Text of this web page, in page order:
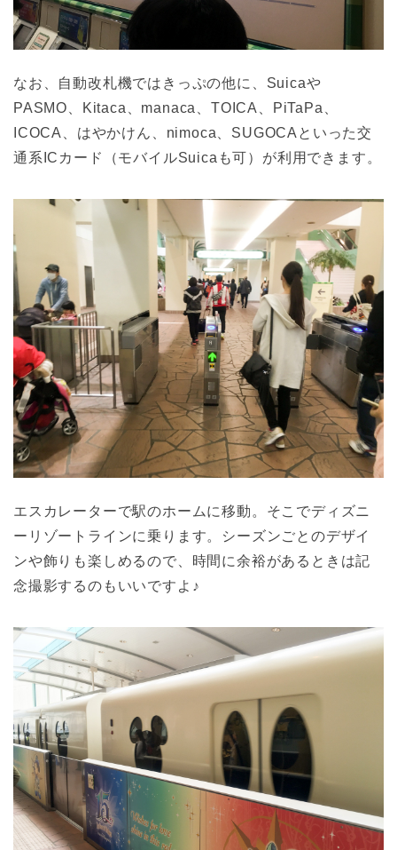
なお、自動改札機ではきっぷの他に、Suicaや
PASMO、Kitaca、manaca、TOICA、PiTaPa、
ICOCA、はやかけん、nimoca、SUGOCAといった交
通系ICカード（モバイルSuicaも可）が利用できます。
エスカレーターで駅のホームに移動。そこでディズニ
ーリゾートラインに乗ります。シーズンごとのデザイ
ンや飾りも楽しめるので、時間に余裕があるときは記
念撮影するのもいいですよ♪